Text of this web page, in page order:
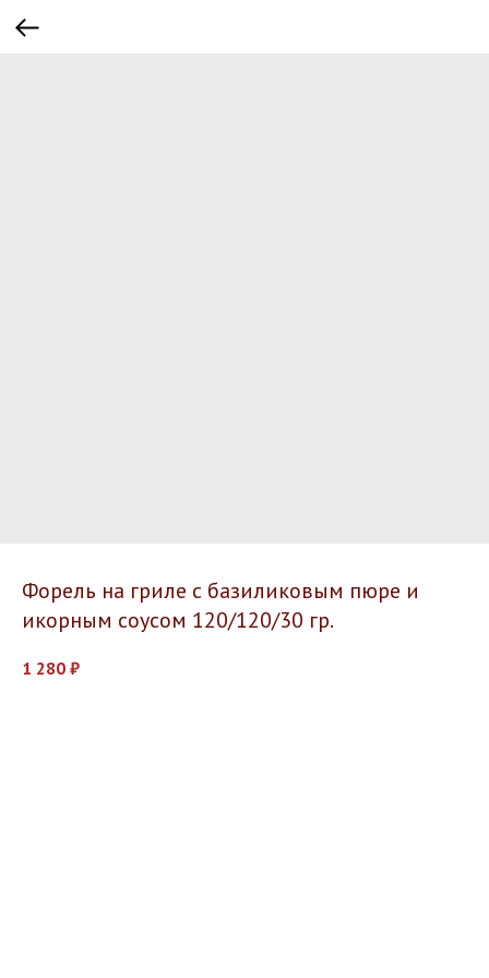
Форель на гриле с базиликовым пюре и
икорным соусом 120/120/30 гр.
1 280 ₽